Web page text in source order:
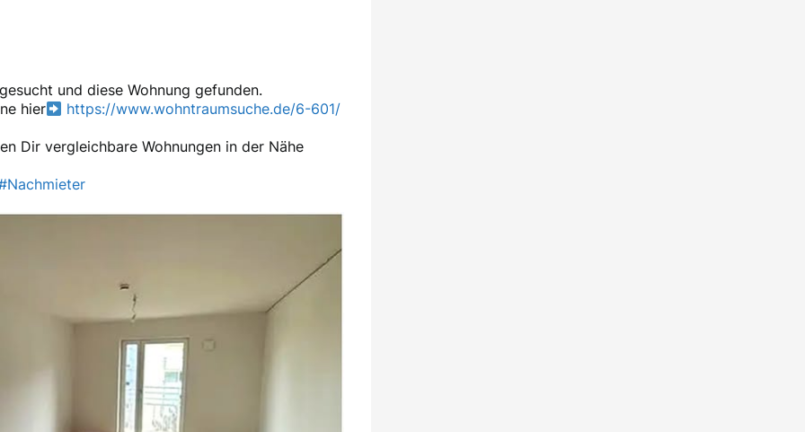
und diese Wohnung gefunden.
hier
https://www.wohntraumsuche.de/6-601/
Dir vergleichbare Wohnungen in der Nähe